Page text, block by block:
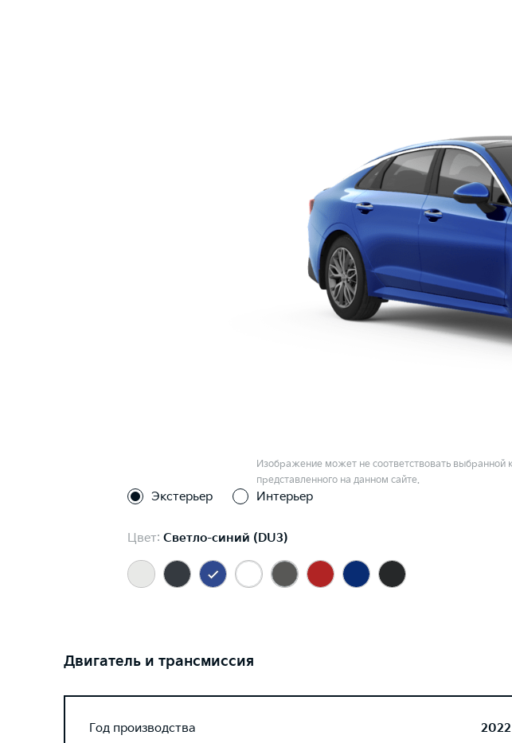
Изображение может не соответствовать выбранной
представленного на данном сайте.
Экстерьер Интерьер
Цвет: Светло-синий (DU3)
Двигатель и трансмиссия
Год производства
2022